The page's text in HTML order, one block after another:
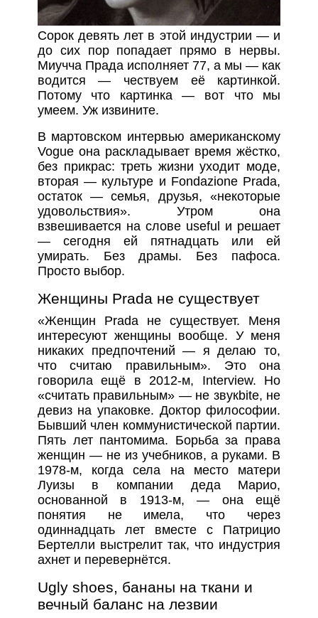
Сорок девять лет в этой индустрии — и
до сих пор попадает прямо в нервы.
Миучча Прада исполняет 77, а мы — как
водится — чествуем её картинкой.
Потому что картинка — вот что мы
умеем. Уж извините.
В мартовском интервью американскому
Vogue она раскладывает время жёстко,
без прикрас: треть жизни уходит моде,
вторая — культуре и Fondazione Prada,
остаток — семья, друзья, «некоторые
удовольствия». Утром она
взвешивается на слове useful и решает
— сегодня ей пятнадцать или ей
умирать. Без драмы. Без пафоса.
Просто выбор.
Женщины Prada не существует
«Женщин Prada не существует. Меня
интересуют женщины вообще. У меня
никаких предпочтений — я делаю то,
что считаю правильным». Это она
говорила ещё в 2012-м, Interview. Но
«считать правильным» — не звукbite, не
девиз на упаковке. Доктор философии.
Бывший член коммунистической партии.
Пять лет пантомима. Борьба за права
женщин — не из учебников, а руками. В
1978-м, когда села на место матери
Луизы в компании деда Марио,
основанной в 1913-м, — она ещё
понятия не имела, что через
одиннадцать лет вместе с Патрицио
Бертелли выстрелит так, что индустрия
ахнет и перевернётся.
Ugly shoes, бананы на ткани и
вечный баланс на лезвии